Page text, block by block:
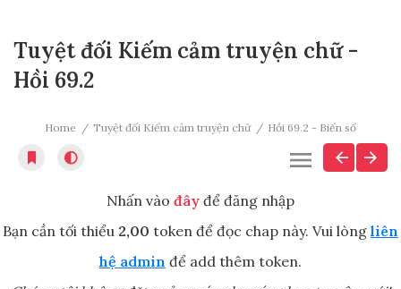
Tuyệt đối Kiếm cảm truyện chữ -
Hồi 69.2
Home Tuyệt đối Kiếm cảm truyện chữ Hồi 69.2 - Biến số
Nhấn vào đây để đăng nhập
Bạn cần tối thiểu 2,00 token để đọc chap này. Vui lòng liên
hệ admin để add thêm token.